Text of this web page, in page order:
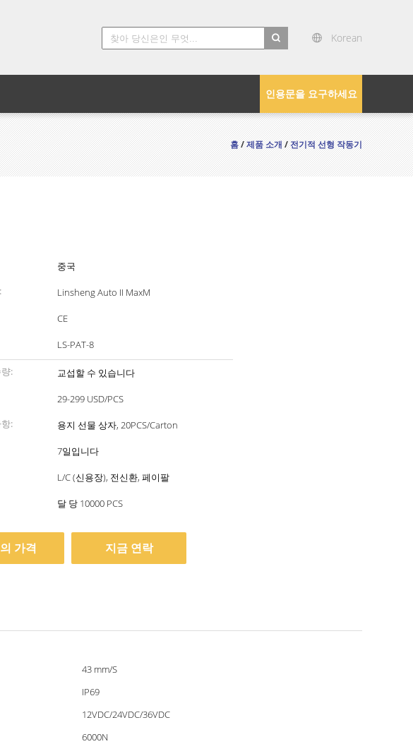
Korean
인용문을 요구하세요
홈/제품 소개/전기적 선형 작동기
중국
Linsheng Auto II MaxM
CE
LS-PAT-8
:
교섭할 수 있습니다
29-299 USD/PCS
:
용지 선물 상자, 20PCS/Carton
7일입니다
L/C (신용장), 전신환, 페이팔
달 당 10000 PCS
가격 지금 연락
43 mm/S
IP69
12VDC/24VDC/36VDC
6000N